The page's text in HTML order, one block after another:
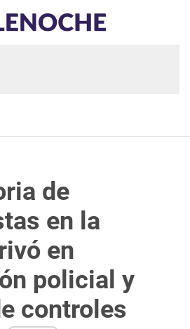
de
en la
en
policial y
controles